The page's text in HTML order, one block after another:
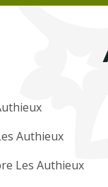
Authieux
Les Authieux